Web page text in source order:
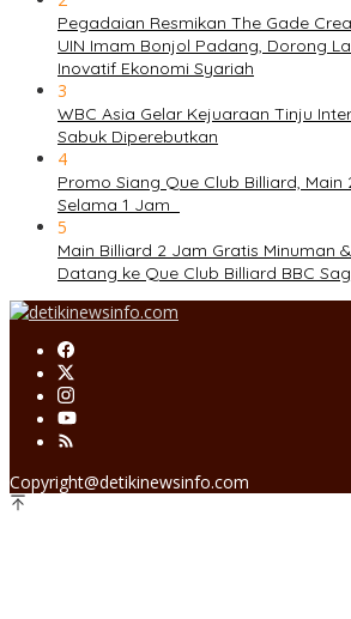
Pegadaian Resmikan The Gade
UIN Imam Bonjol Padang, Dorong
Inovatif Ekonomi Syariah
3
WBC Asia Gelar Kejuaraan Tinju
Sabuk Diperebutkan
4
Promo Siang Que Club Billiard,
Selama 1 Jam
5
Main Billiard 2 Jam Gratis Minuman
Datang ke Que Club Billiard BBC
Copyright@detikinewsinfo.com